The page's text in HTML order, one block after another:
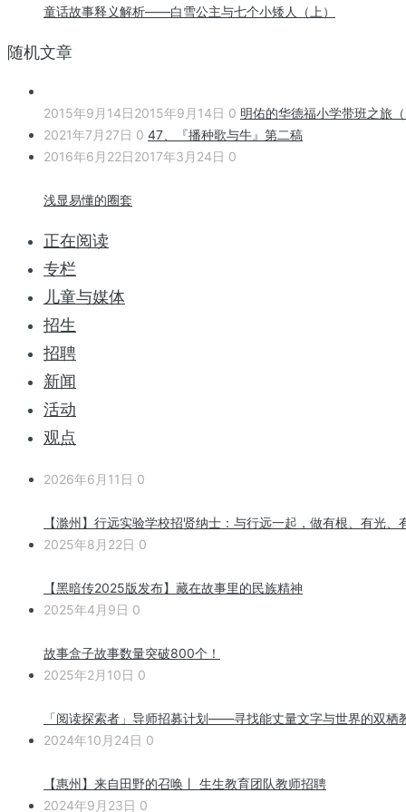
童话故事释义解析——白雪公主与七个小矮人（上）
随机文章
2015年9月14日2015年9月14日 0 明佑的华德福小学带班之旅
2021年7月27日 0 47、『播种歌与牛』第二稿
2016年6月22日2017年3月24日 0
浅显易懂的圈套
正在阅读
专栏
儿童与媒体
招生
招聘
新闻
活动
观点
2026年6月11日 0
【滁州】行远实验学校招贤纳士：与行远一起，做有根、有光、
2025年8月22日 0
【黑暗传2025版发布】藏在故事里的民族精神
2025年4月9日 0
故事盒子故事数量突破800个！
2025年2月10日 0
「阅读探索者」导师招募计划——寻找能丈量文字与世界的双栖
2024年10月24日 0
【惠州】来自田野的召唤丨 生生教育团队教师招聘
2024年9月23日 0